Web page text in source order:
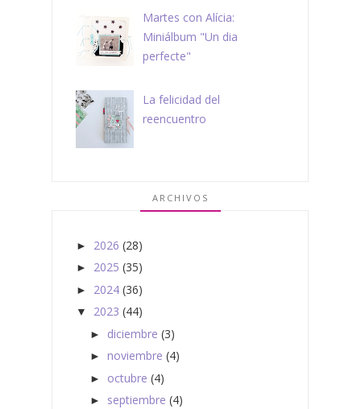
Martes con Alícia:
Miniálbum "Un dia
perfecte"
La felicidad del
reencuentro
ARCHIVOS
► 2026 (28)
► 2025 (35)
► 2024 (36)
▼ 2023 (44)
► diciembre (3)
► noviembre (4)
► octubre (4)
► septiembre (4)